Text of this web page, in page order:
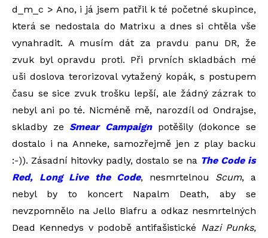
d_m_c > Ano, i já jsem patřil k té početné skupince,
která se nedostala do Matrixu a dnes si chtěla vše
vynahradit. A musím dát za pravdu panu DR, že
zvuk byl opravdu proti. Při prvních skladbách mé
uši doslova terorizoval vytažený kopák, s postupem
času se sice zvuk trošku lepší, ale žádný zázrak to
nebyl ani po té. Nicméně mě, narozdíl od Ondrajse,
skladby zeSmear Campaignpotěšily (dokonce se
dostalo i na Anneke, samozřejmě jen z play backu
:-)). Zásadní hitovky padly, dostalo se na The Code is
Red, Long Live the Code, nesmrtelnou Scum, a
nebyl by to koncert Napalm Death, aby se
nevzpomnělo na Jello Biafru a odkaz nesmrtelných
Dead Kennedys v podobě antifašistické Nazi Punks,